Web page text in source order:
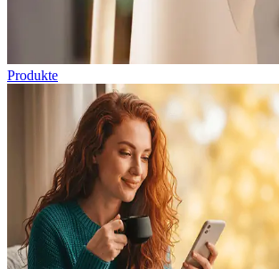
Produkte